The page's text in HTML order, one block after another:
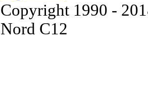
Copyright 1990 -
Nord C12